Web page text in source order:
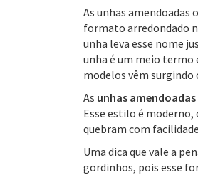
As unhas
formato arredondado
unha leva esse nome
unha é um meio termo
modelos vêm
As unhas amendoadas
Esse estilo é
quebram com
Uma dica que vale a
gordinhos, pois esse